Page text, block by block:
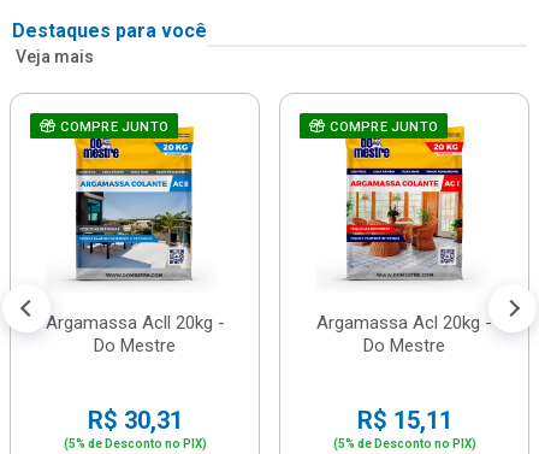
Destaques para você
Veja mais
COMPRE JUNTO
Argamassa Acll 20kg -
Do Mestre
R$ 30,31
(5% de Desconto no PIX)
COMPRE JUNTO
Argamassa Acl 20kg -
Do Mestre
R$ 15,11
(5% de Desconto no PIX)